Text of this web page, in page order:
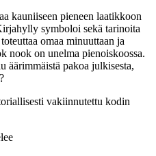
kauniiseen pieneen laatikkoon
symboloi sekä tarinoita
omaa minuuttaan ja
nook on unelma pienoiskoossa.
äärimmäistä pakoa julkisesta,
vakiinnutettu kodin